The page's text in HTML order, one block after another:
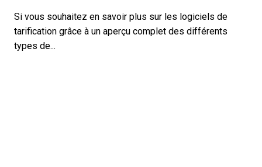
Si vous souhaitez en savoir plus sur les logiciels de
tarification grâce à un aperçu complet des différents
types de...